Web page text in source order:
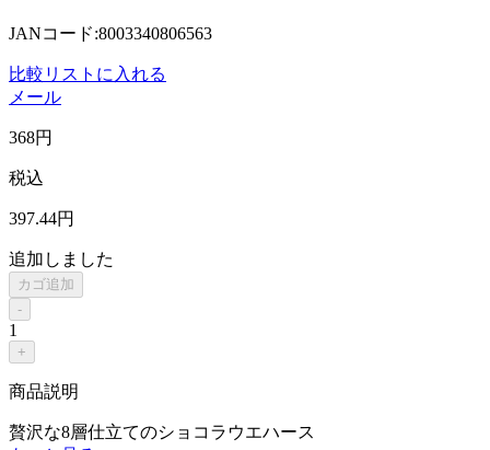
JANコード:8003340806563
比較リストに入れる
メール
368円
税込
397.44円
追加しました
カゴ追加
-
1
+
商品説明
贅沢な8層仕立てのショコラウエハース